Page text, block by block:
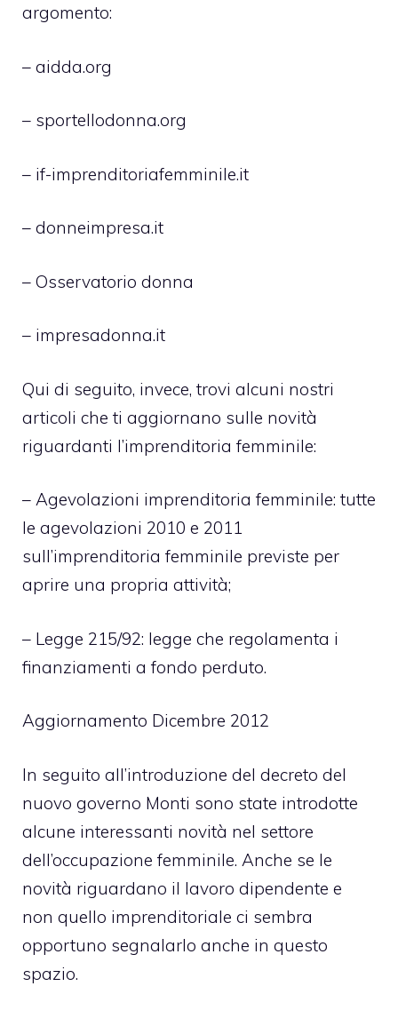
argomento:
– aidda.org
– sportellodonna.org
– if-imprenditoriafemminile.it
– donneimpresa.it
– Osservatorio donna
– impresadonna.it
Qui di seguito, invece, trovi alcuni nostri
articoli che ti aggiornano sulle novità
riguardanti l’imprenditoria femminile:
– Agevolazioni imprenditoria femminile: tutte
le agevolazioni 2010 e 2011
sull’imprenditoria femminile previste per
aprire una propria attività;
– Legge 215/92: legge che regolamenta i
finanziamenti a fondo perduto.
Aggiornamento Dicembre 2012
In seguito all’introduzione del decreto del
nuovo governo Monti sono state introdotte
alcune interessanti novità nel settore
dell’occupazione femminile. Anche se le
novità riguardano il lavoro dipendente e
non quello imprenditoriale ci sembra
opportuno segnalarlo anche in questo
spazio.